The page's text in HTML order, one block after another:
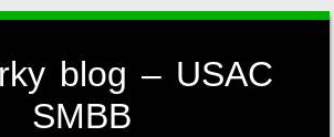
blog – USAC
SMBB